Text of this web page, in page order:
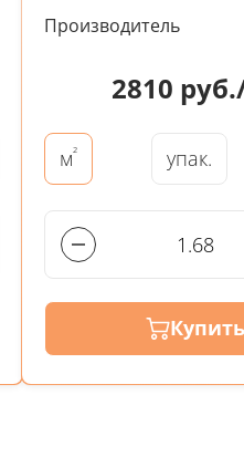
Производитель
2810
м² упак.
Купить